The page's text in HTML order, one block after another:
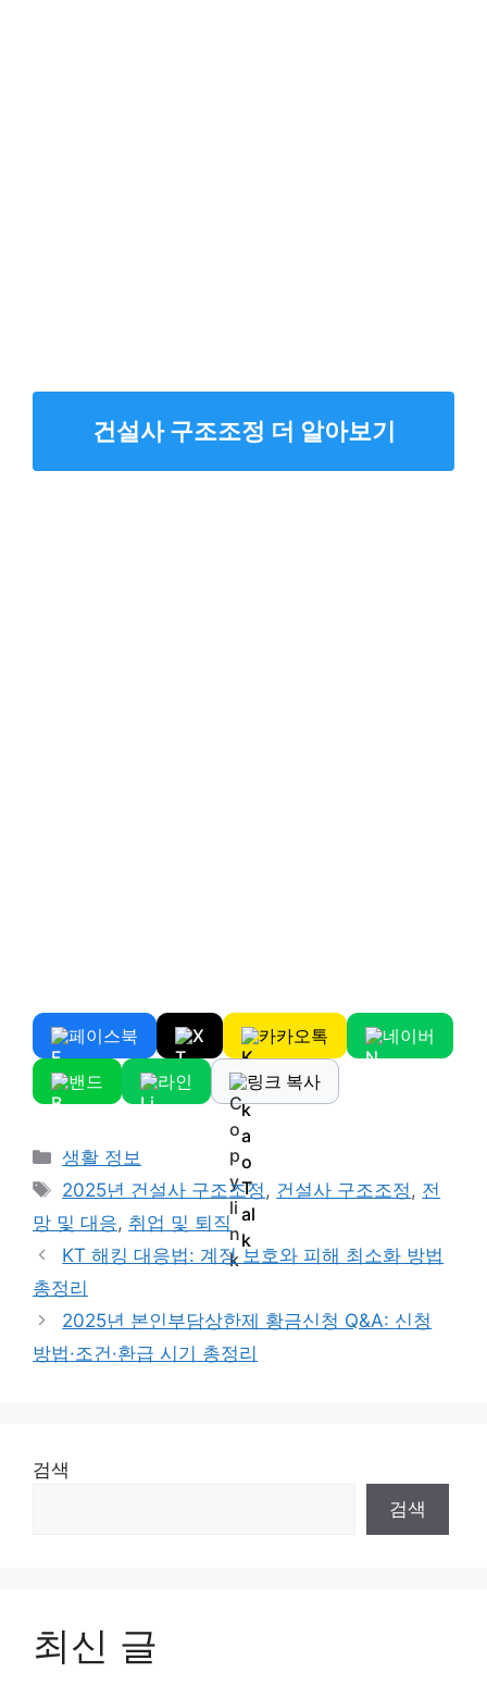
건설사 구조조정 더 알아보기
페이스북 X 카카오톡 네이버
밴드 라인 링크 복사
Categories
생활 정보
Tags
2025년 건설사 구조조정 , 건설사 구조조정 , 전
망 및 대응, 취업 및 퇴직
KT 해킹 대응법: 계정 보호와 피해 최소화 방법
총정리
2025년 본인부담상한제 황금신청 Q&A: 신청
방법·조건·환급 시기 총정리
검색
검색
최신 글